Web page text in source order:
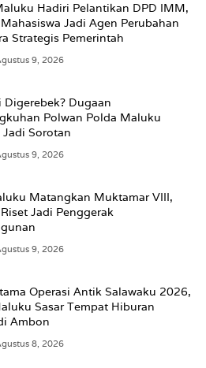
Hadiri Pelantikan DPD IMM,
Jadi Agen Perubahan
Strategis Pemerintah
9, 2026
Digerebek? Dugaan
Polwan Polda Maluku
Jadi Sorotan
9, 2026
Matangkan Muktamar VIII,
Jadi Penggerak
9, 2026
Operasi Antik Salawaku 2026,
Sasar Tempat Hiburan
Ambon
8, 2026